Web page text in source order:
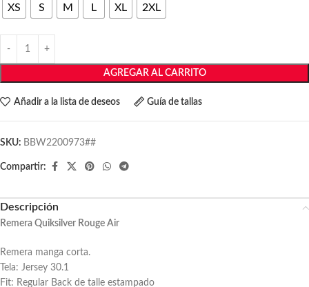
XS S M L XL 2XL
AGREGAR AL CARRITO
Añadir a la lista de deseos Guía de tallas
SKU: BBW2200973##
Compartir:
Descripción
Remera Quiksilver Rouge Air
Remera manga corta.
Tela: Jersey 30.1
Fit: Regular Back de talle estampado